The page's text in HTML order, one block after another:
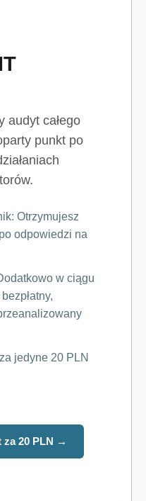
audyt całego
punkt po
Otrzymujesz
odpowiedzi na
w ciągu
jedyne 20 PLN
za 20 PLN →